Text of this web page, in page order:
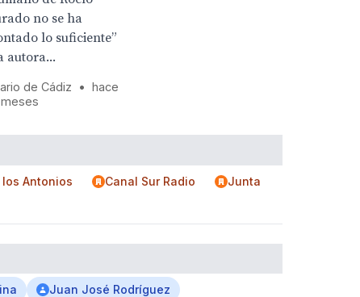
no se ha
lo suficiente”
autora...
de Cádiz •
hace
meses
los Antonios Canal Sur Radio
Junta
Juan José Rodríguez